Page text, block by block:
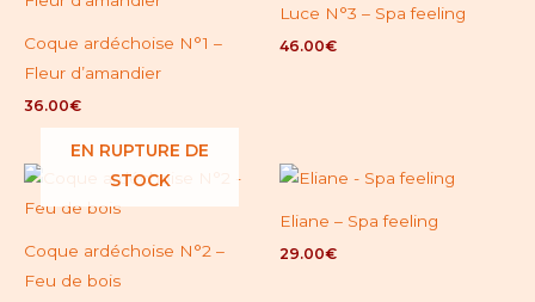
Coque ardéchoise N°1 –
Fleur d’amandier
36.00€
Luce N°3 – Spa feeling
46.00€
EN RUPTURE DE
STOCK
Coque ardéchoise N°2 –
Feu de bois
Eliane – Spa feeling
29.00€